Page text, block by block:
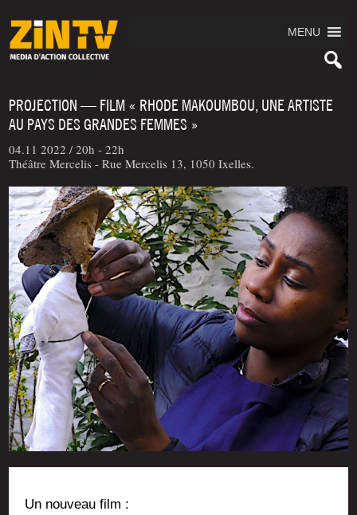
MENU
PROJECTION — FILM « RHODE MAKOUMBOU, UNE ARTISTE
AU PAYS DES GRANDES FEMMES »
04.11 2022 /20h - 22h
Théâtre Mercelis - Rue Mercelis 13, 1050 Ixelles.
Un nou­veau film :